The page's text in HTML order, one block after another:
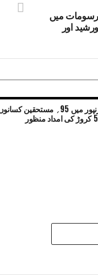
میں
اور
سہارنپور میں 95؍ مستحقین